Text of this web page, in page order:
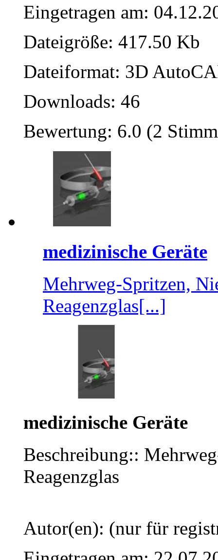
Eingetragen am:
Dateigröße: 417.50 Kb
Dateiformat: 3D
Downloads: 46
Bewertung: 6.0 (2
medizinische Geräte
Mehrweg-Spritzen,
Reagenzglas[...]
medizinische Geräte
Beschreibung::
Reagenzglas
Autor(en): (nur für